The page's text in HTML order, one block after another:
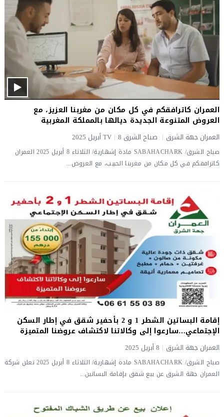
العمران كاترافقكم في كل مكان من مغربنا العزيز، مع
العروض المتنوعة الجديدة ديالها بالمملكة المغربية
العمران جهة الشرق صباح الشرق TV 8 أبريل 2025
صباح الشرق/ SABAHACHARK مادة إشهارية/ الثلاثاء 8 أبريل 2025 العمران
كاترافقكم في كل مكان من مغربنا الحبيب، مع العروض...
إقامة البساتين الشطر 1 و 2 بأحفير شقق في إطار السكن
الإجتماعي…سارعوا إلى وكالاتنا لاكتشاف عروضنا المتميزة
العمران جهة الشرق 8 أبريل 2025
صباح الشرق/ SABAHACHARK مادة إشهارية/ الثلاثاء 8 أبريل 2025 تعلن شركة
العمران جهة الشرق عن بيع شقق بإقامة البساتين...